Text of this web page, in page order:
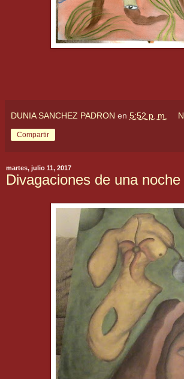
DUNIA SANCHEZ PADRON en 5:52 p. m.
Compartir
martes, julio 11, 2017
Divagaciones de una